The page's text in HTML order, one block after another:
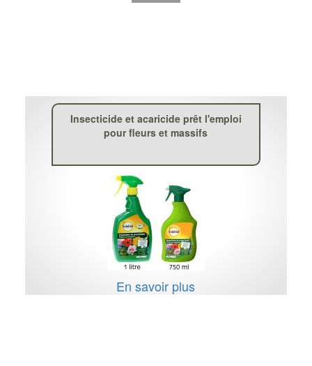
Insecticide et acaricide prêt l'emploi
pour fleurs et massifs
En savoir plus